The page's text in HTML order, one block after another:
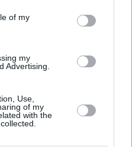
nuevo en este sitio web o
of my
my
Advertising.
Use,
of my
with the